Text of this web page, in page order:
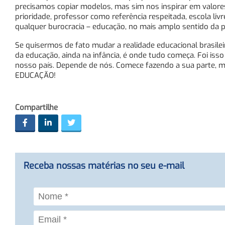
precisamos copiar modelos, mas sim nos inspirar em
prioridade, professor como referência respeitada, escola
qualquer burocracia – educação, no mais amplo sentido
Se quisermos de fato mudar a realidade educacional
da educação, ainda na infância, é onde tudo começa. Foi
nosso país. Depende de nós. Comece fazendo a sua parte,
EDUCAÇÃO!
Compartilhe
Receba nossas matérias no seu e-mail